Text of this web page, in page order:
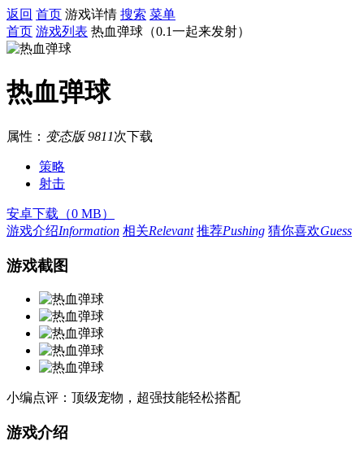
返回 首页 游戏详情 搜索 菜单
首页 游戏列表 热血弹球（0.1一起来发射）
热血弹球
属性： 变态版 9811次下载
策略
射击
安卓下载（0 MB）
游戏介绍Information 相关Relevant 推荐Pushing 猜你喜欢Guess
游戏截图
小编点评：顶级宠物，超强技能轻松搭配
游戏介绍